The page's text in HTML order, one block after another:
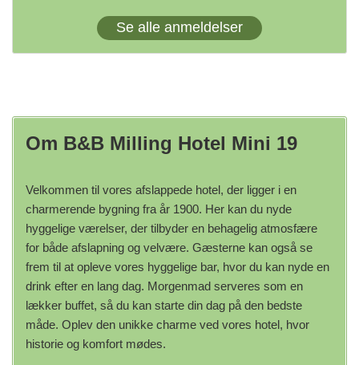
Se alle anmeldelser
Om B&B Milling Hotel Mini 19
Velkommen til vores afslappede hotel, der ligger i en
charmerende bygning fra år 1900. Her kan du nyde
hyggelige værelser, der tilbyder en behagelig atmosfære
for både afslapning og velvære. Gæsterne kan også se
frem til at opleve vores hyggelige bar, hvor du kan nyde en
drink efter en lang dag. Morgenmad serveres som en
lækker buffet, så du kan starte din dag på den bedste
måde. Oplev den unikke charme ved vores hotel, hvor
historie og komfort mødes.